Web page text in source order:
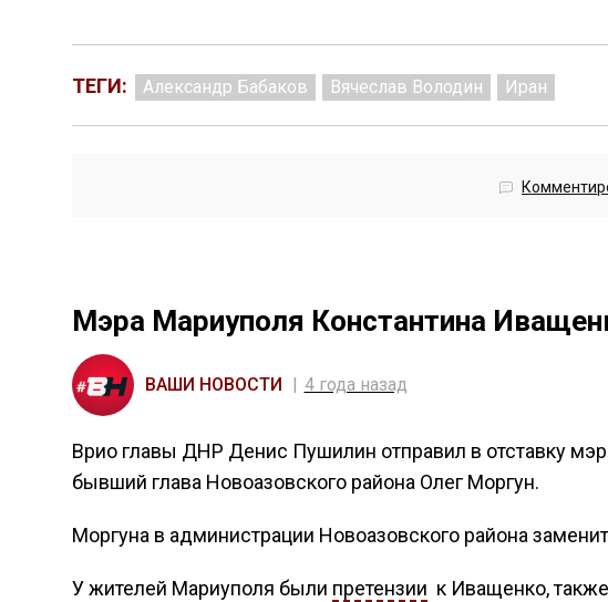
ТЕГИ: Александр Бабаков Вячеслав Володин Иран
Мэра Мариуполя Константина
ВАШИ НОВОСТИ 4 года назад
Врио главы ДНР Денис Пушилин отправил в отставку
бывший глава Новоазовского района Олег Моргун.
Моргуна в администрации Новоазовского района
У жителей Мариуполя были претензии к Иващенко,